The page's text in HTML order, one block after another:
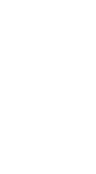
tudni